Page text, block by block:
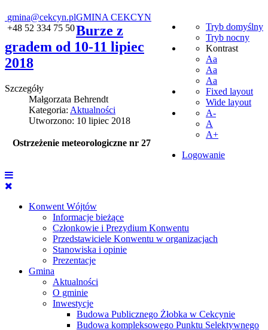
gmina@cekcyn.pl
+48 52 334 75 50
Tryb domyślny
Tryb nocny
Kontrast
Aa
Aa
Aa
Fixed layout
Wide layout
A-
A
A+
Logowanie
GMINA CEKCYN
Konwent Wójtów
Informacje bieżące
Członkowie i Prezydium Konwentu
Przedstawiciele Konwentu w organizacjach
Stanowiska i opinie
Prezentacje
Gmina
Aktualności
O gminie
Inwestycje
Budowa Publicznego Żłobka w Cekcynie
Budowa kompleksowego Punktu Selektywnego
Burze z
gradem od 10-11 lipiec
2018
Szczegóły
Małgorzata Behrendt
Kategoria: Aktualności
Utworzono: 10 lipiec 2018
Ostrzeżenie meteorologiczne nr 27